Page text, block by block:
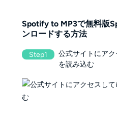
Spotify to MP3で無料版
ンロードする方法
Step1
公式サイトにア
を読み込む